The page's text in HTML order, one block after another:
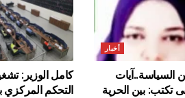
أخبار
السياسة..آيات
تكتب: بين الحرية
كامل الوزير:
التحكم